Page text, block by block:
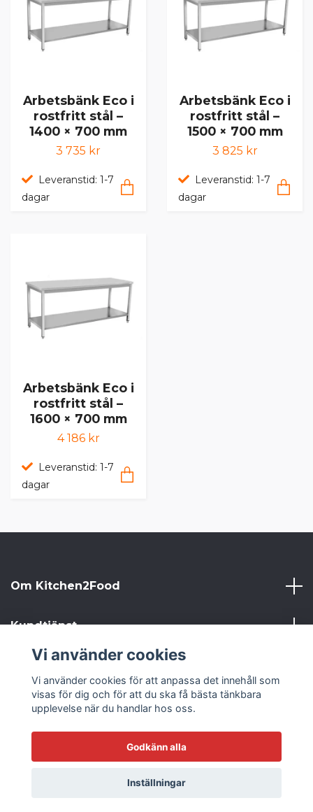
Arbetsbänk Eco i
rostfritt stål –
1400 × 700 mm
3 735 kr
Leveranstid: 1-7
dagar
Arbetsbänk Eco i
rostfritt stål –
1500 × 700 mm
3 825 kr
Leveranstid: 1-7
dagar
Arbetsbänk Eco i
rostfritt stål –
1600 × 700 mm
4 186 kr
Leveranstid: 1-7
dagar
Om Kitchen2Food
Kundtjänst
Sociala medier
© 2026 Kitchen2Food
Vi använder cookies
Vi använder cookies för att anpassa det innehåll som
visas för dig och för att du ska få bästa tänkbara
upplevelse när du handlar hos oss.
Godkänn alla
Inställningar